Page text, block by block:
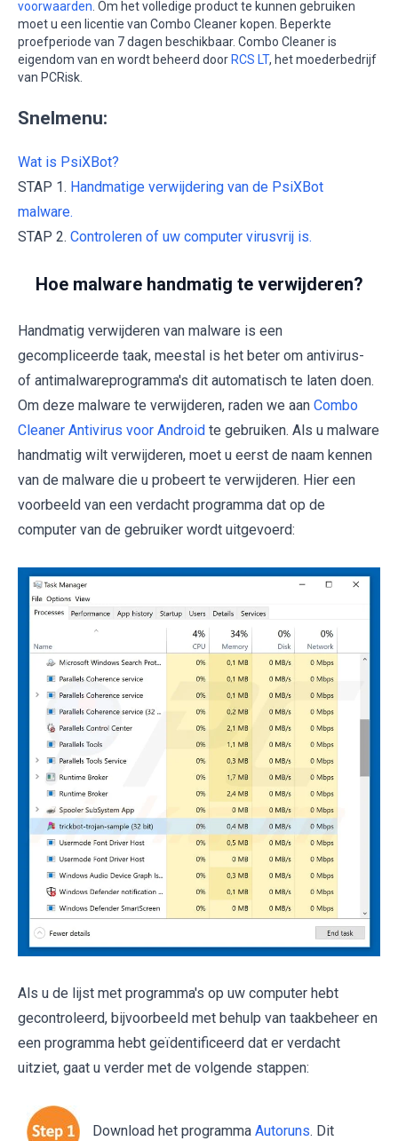
voorwaarden. Om het volledige product te kunnen gebruiken
moet u een licentie van Combo Cleaner kopen. Beperkte
proefperiode van 7 dagen beschikbaar. Combo Cleaner is
eigendom van en wordt beheerd door RCS LT, het moederbedrijf
van PCRisk.
Snelmenu:
Wat is PsiXBot?
STAP 1. Handmatige verwijdering van de PsiXBot
malware.
STAP 2. Controleren of uw computer virusvrij is.
Hoe malware handmatig te verwijderen?
Handmatig verwijderen van malware is een
gecompliceerde taak, meestal is het beter om antivirus-
of antimalwareprogramma's dit automatisch te laten doen.
Om deze malware te verwijderen, raden we aan Combo
Cleaner Antivirus voor Android te gebruiken. Als u malware
handmatig wilt verwijderen, moet u eerst de naam kennen
van de malware die u probeert te verwijderen. Hier een
voorbeeld van een verdacht programma dat op de
computer van de gebruiker wordt uitgevoerd:
Als u de lijst met programma's op uw computer hebt
gecontroleerd, bijvoorbeeld met behulp van taakbeheer en
een programma hebt geïdentificeerd dat er verdacht
uitziet, gaat u verder met de volgende stappen:
Download het programma Autoruns. Dit